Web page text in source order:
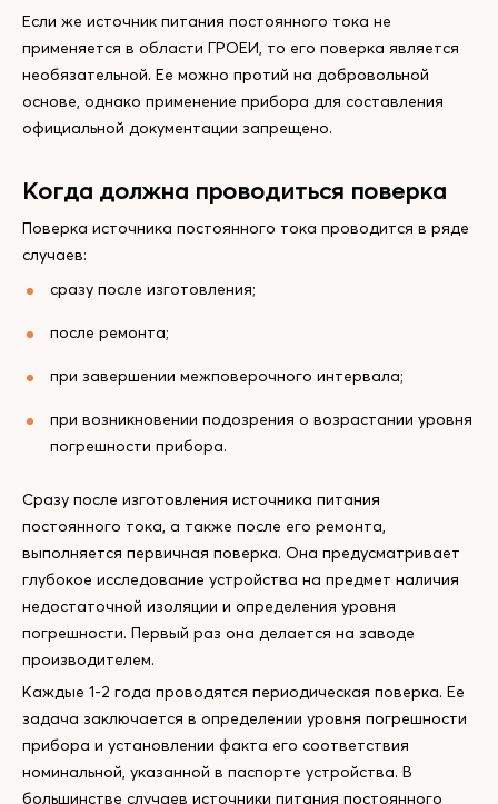
Если же источник питания постоянного тока не
применяется в области ГРОЕИ, то его поверка является
необязательной. Ее можно протий на добровольной
основе, однако применение прибора для составления
официальной документации запрещено.
Когда должна проводиться поверка
Поверка источника постоянного тока проводится в ряде
случаев:
сразу после изготовления;
после ремонта;
при завершении межповерочного интервала;
при возникновении подозрения о возрастании уровня
погрешности прибора.
Сразу после изготовления источника питания
постоянного тока, а также после его ремонта,
выполняется первичная поверка. Она предусматривает
глубокое исследование устройства на предмет наличия
недостаточной изоляции и определения уровня
погрешности. Первый раз она делается на заводе
производителем.
Каждые 1-2 года проводятся периодическая поверка. Ее
задача заключается в определении уровня погрешности
прибора и установлении факта его соответствия
номинальной, указанной в паспорте устройства. В
большинстве случаев источники питания постоянного